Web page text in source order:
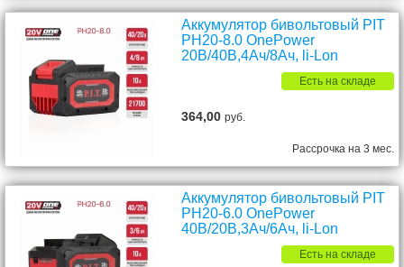
Аккумулятор бивольтовый PIT
PH20-8.0 OnePower
20В/40В,4Ач/8Ач, li-Lon
Есть на складе
364,00руб.
Рассрочка на 3 мес.
Аккумулятор бивольтовый PIT
PH20-6.0 OnePower
40В/20В,3Ач/6Ач, li-Lon
Есть на складе